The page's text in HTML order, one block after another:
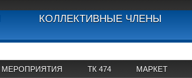
КОЛЛЕКТИВНЫЕ ЧЛЕНЫ
МЕРОПРИЯТИЯ ТК 474 МАРКЕТ